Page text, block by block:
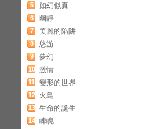
5 如幻似真
6 幽靜
7 美麗的陷阱
8 悠游
9 夢幻
10 激情
11 變形的世界
12 火鳥
13 生命的誕生
14 睥睨